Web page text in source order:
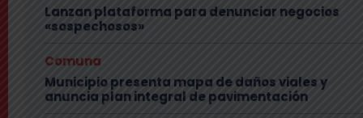
Lanzan plataforma para denunciar negocios
«sospechosos»
Comuna
Municipio presenta mapa de daños viales y
anuncia plan integral de pavimentación